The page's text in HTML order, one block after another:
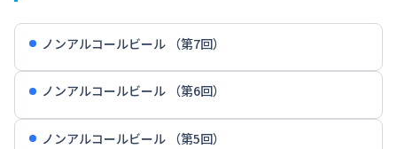
ノンアルコールビール （第7回）
ノンアルコールビール （第6回）
ノンアルコールビール （第5回）